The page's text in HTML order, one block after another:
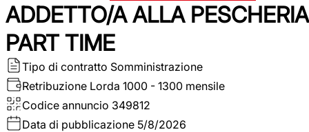
ADDETTO/A ALLA PESCHERIA
PART TIME
Tipo di contratto Somministrazione
Retribuzione Lorda 1000 - 1300 mensile
Codice annuncio 349812
Data di pubblicazione 5/8/2026